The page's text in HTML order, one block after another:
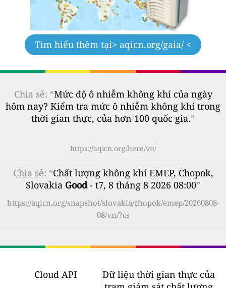
Tìm hiểu thêm tại> aqicn.org/gaia/ <
Chia sẻ: “Mức độ ô nhiễm không khí của ngày
hôm nay? Kiểm tra mức ô nhiễm không khí trong
thời gian thực, của hơn 100 quốc gia.”
https://aqicn.org/here/vn/
Chia sẻ: “Chất lượng không khí EMEP, Chopok,
Slovakia Good- t7, 8 tháng 8 2026 08:00”
https://aqicn.org/snapshot/slovakia/chopok/emep/20260808-
08/vn/?cs
Cloud API
Dữ liệu thời gian thực của